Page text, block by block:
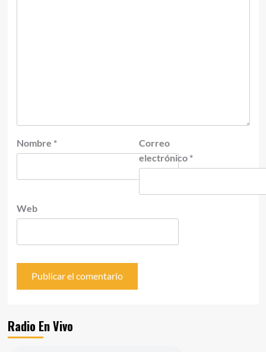
Nombre *
Correo
electrónico *
Web
Radio En Vivo